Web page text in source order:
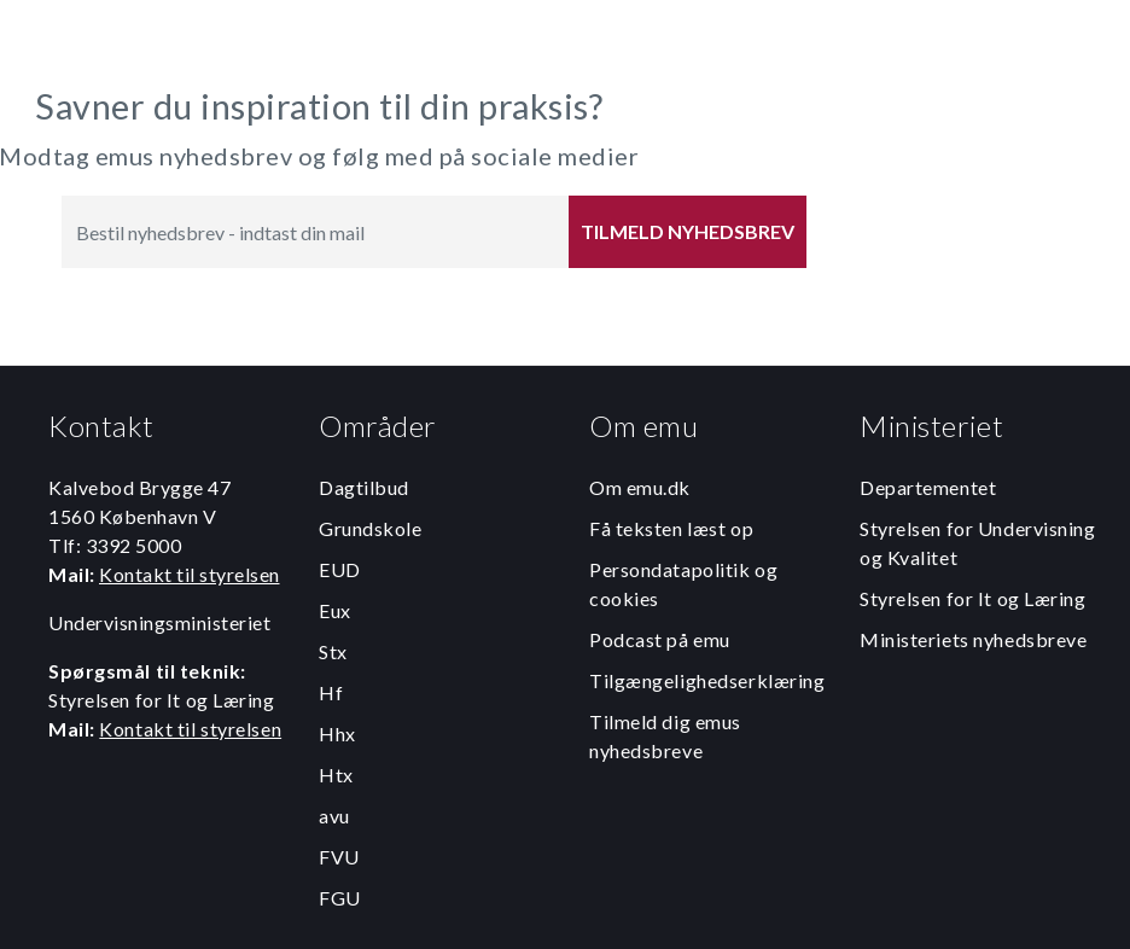
Savner du inspiration til din praksis?
Modtag emus nyhedsbrev og følg med på sociale medier
TILMELD NYHEDSBREV
Kontakt
Kalvebod Brygge 47
1560 København V
Tlf: 3392 5000
Mail: Kontakt til styrelsen
Undervisningsministeriet
Spørgsmål til teknik:
Styrelsen for It og Læring
Mail: Kontakt til styrelsen
Områder
Dagtilbud
Grundskole
EUD
Eux
Stx
Hf
Hhx
Htx
avu
FVU
FGU
Om emu
Om emu.dk
Få teksten læst op
Persondatapolitik og
cookies
Podcast på emu
Tilgængelighedserklæring
Tilmeld dig emus
nyhedsbreve
Ministeriet
Departementet
Styrelsen for Undervisning
og Kvalitet
Styrelsen for It og Læring
Ministeriets nyhedsbreve